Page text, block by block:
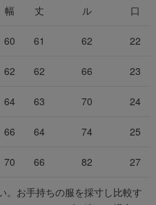
幅
丈
ル
口
60 61 62 22
62 62 66 23
64 63 70 24
66 64 74 25
70 66 82 27
。お手持ちの服を採寸し比較す